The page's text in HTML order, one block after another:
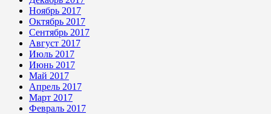
Ноябрь 2017
Октябрь 2017
Сентябрь 2017
Август 2017
Июль 2017
Июнь 2017
Май 2017
Апрель 2017
Март 2017
Февраль 2017